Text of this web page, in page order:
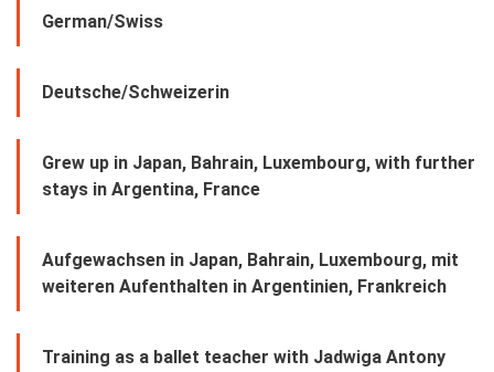
German/Swiss
Deutsche/Schweizerin
Grew up in Japan, Bahrain, Luxembourg, with further
stays in Argentina, France
Aufgewachsen in Japan, Bahrain, Luxembourg, mit
weiteren Aufenthalten in Argentinien, Frankreich
Training as a ballet teacher with Jadwiga Antony